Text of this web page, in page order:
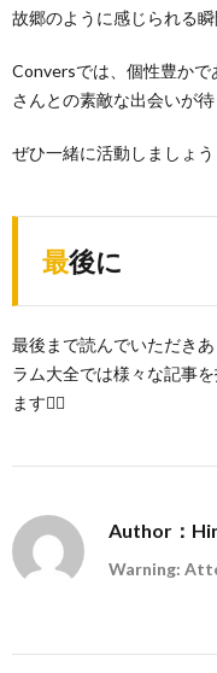
故郷のように感じられる
Conversでは、個性豊か
さんとの素敵な出会いが待
ぜひ一緒に活動しましょう
最後に
最後まで読んでいただき
ラム大全では様々な記事
ます🙇‍♀️
Author：
Warning: